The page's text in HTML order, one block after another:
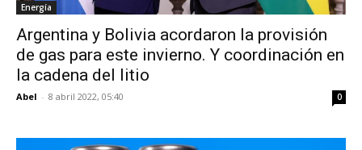
Energía
Argentina y Bolivia acordaron la provisión
de gas para este invierno. Y coordinación en
la cadena del litio
Abel - 8 abril 2022, 05:40 0